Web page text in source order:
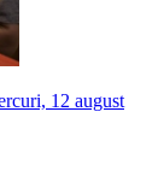
12 august